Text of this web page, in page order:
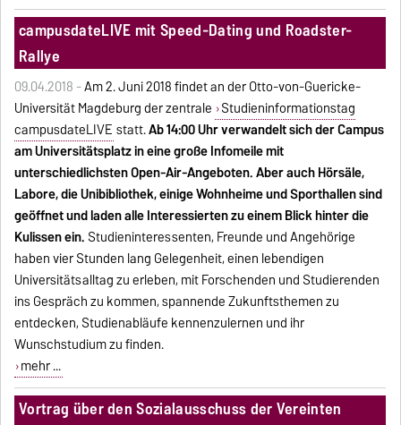
campusdateLIVE mit Speed-Dating und Roadster-
Rallye
09.04.2018 -Am 2. Juni 2018 findet an der Otto-von-Guericke-
Universität Magdeburg der zentrale Studieninformationstag
campusdateLIVE statt.Ab 14:00 Uhr verwandelt sich der Campus
am Universitätsplatz in eine große Infomeile mit
unterschiedlichsten Open-Air-Angeboten. Aber auch Hörsäle,
Labore, die Unibibliothek, einige Wohnheime und Sporthallen sind
geöffnet und laden alle Interessierten zu einem Blick hinter die
Kulissen ein. Studieninteressenten, Freunde und Angehörige
haben vier Stunden lang Gelegenheit, einen lebendigen
Universitätsalltag zu erleben, mit Forschenden und Studierenden
ins Gespräch zu kommen, spannende Zukunftsthemen zu
entdecken, Studienabläufe kennenzulernen und ihr
Wunschstudium zu finden.
mehr ...
Vortrag über den Sozialausschuss der Vereinten